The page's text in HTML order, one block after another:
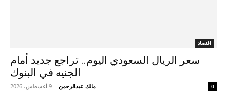
اقتصاد
سعر الريال السعودي اليوم.. تراجع جديد أمام
الجنيه في البنوك
مالك عبدالرحمن - 9 أغسطس، 2026 0